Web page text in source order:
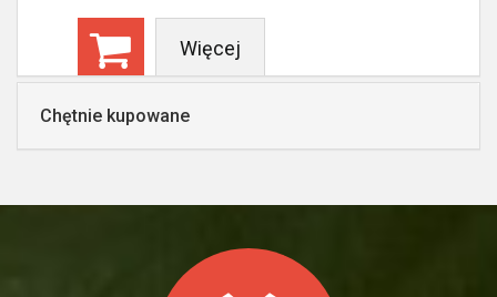
Więcej
Chętnie kupowane